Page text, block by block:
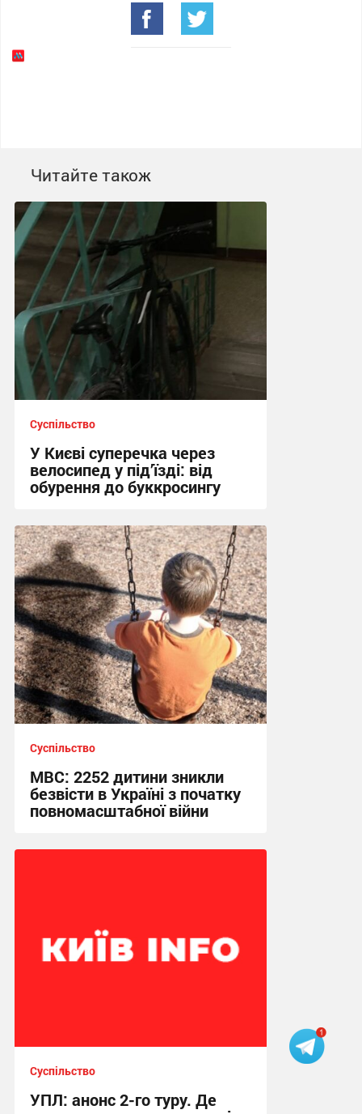
Читайте також
Суспільство
У Києві суперечка через
велосипед у під’їзді: від
обурення до буккросингу
15:58 сьогодні
Суспільство
МВС: 2252 дитини зникли
безвісти в Україні з початку
повномасштабної війни
Суспільство
УПЛ: анонс 2-го туру. Де